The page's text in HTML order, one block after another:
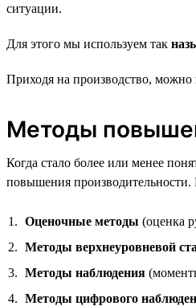
ситуации.
Для этого мы используем так
Приходя на производство, можно
Методы
Когда стало более или менее
повышения производительности.
Оценочные методы (оценка
Методы верхнеуровневой
Методы наблюдения
Методы цифрового